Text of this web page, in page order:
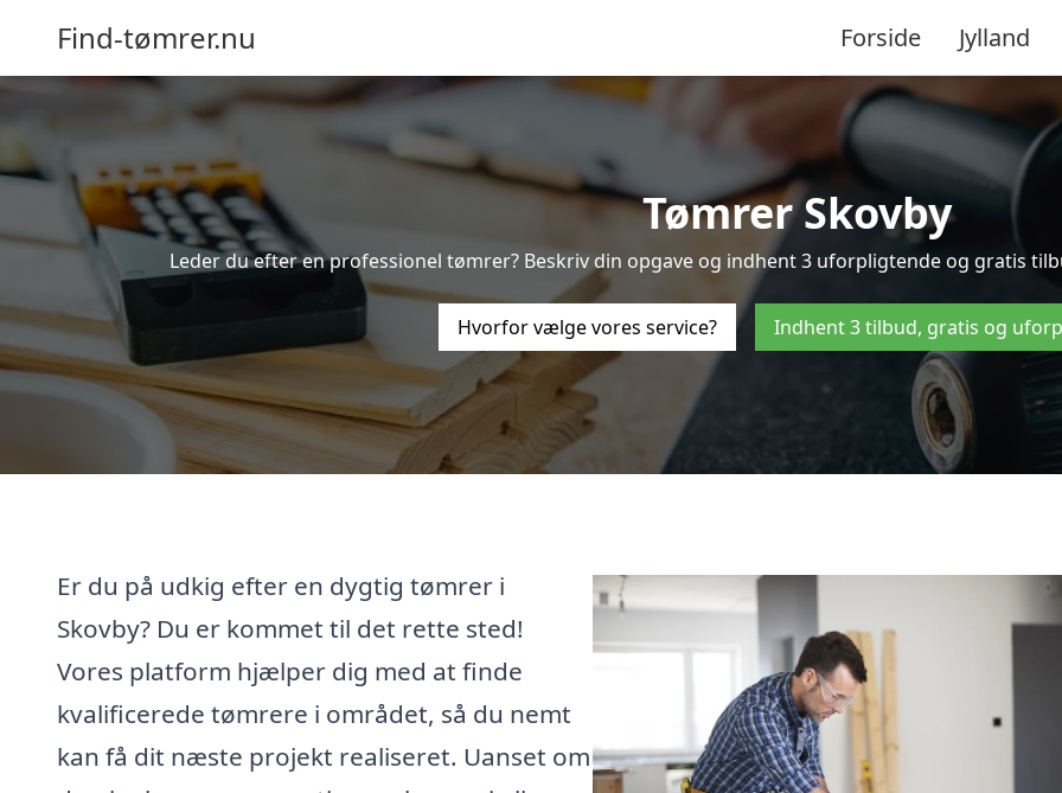
Find-tømrer.nu Forside Jylland
Tømrer Skovby
Leder du efter en professionel tømrer? Beskriv din opgave og indhent 3 uforpligtende og gratis
Hvorfor vælge vores service? Indhent 3 tilbud, gratis og
Er du på udkig efter en dygtig tømrer i
Skovby? Du er kommet til det rette sted!
Vores platform hjælper dig med at finde
kvalificerede tømrere i området, så du nemt
kan få dit næste projekt realiseret. Uanset om